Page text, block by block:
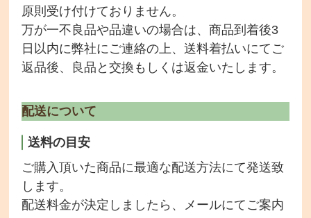
原則受け付けておりません。
万が一不良品や品違いの場合は、商品到着後3
日以内に弊社にご連絡の上、送料着払いにてご
返品後、良品と交換もしくは返金いたします。
配送について
送料の目安
ご購入頂いた商品に最適な配送方法にて発送致
します。
配送料金が決定しましたら、メールにてご案内